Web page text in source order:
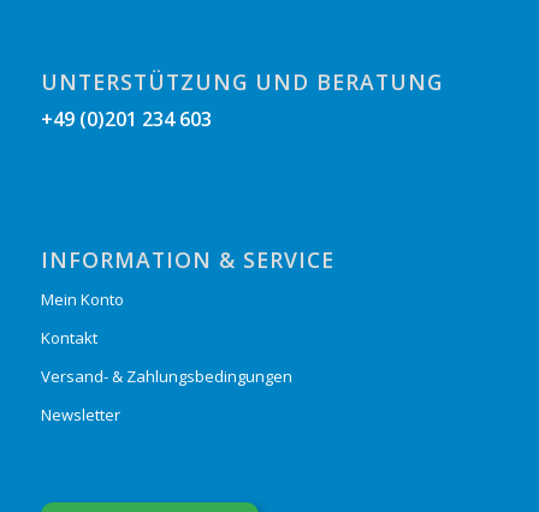
UNTERSTÜTZUNG UND BERATUNG
+49 (0)201 234 603
INFORMATION & SERVICE
Mein Konto
Kontakt
Versand- & Zahlungsbedingungen
Newsletter